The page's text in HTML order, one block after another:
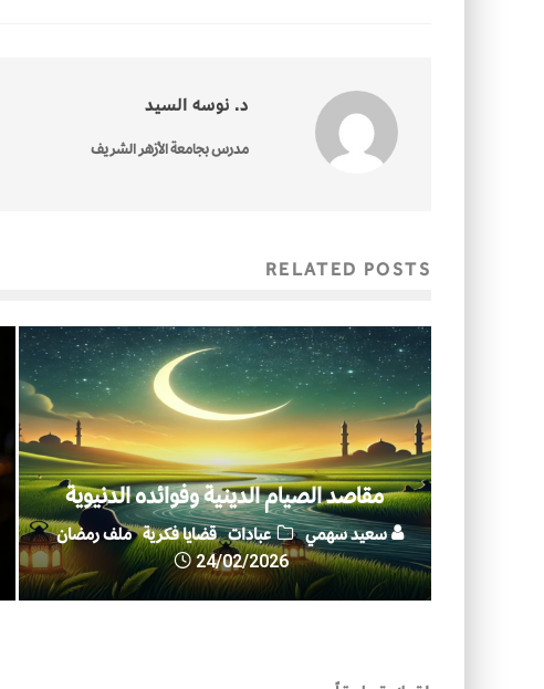
د. نوسه السيد
مدرس بجامعة الأزهر الشريف
RELATED POSTS
مقاصد الصيام الدينية وفوائده الدنيوية
سعيد سهمي عبادات قضايا فكرية ملف رمضان
24/02/2026